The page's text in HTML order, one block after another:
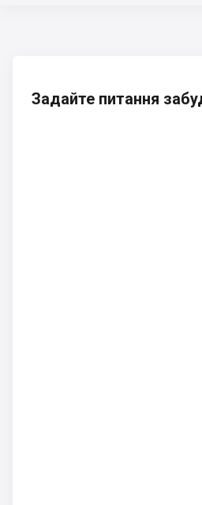
Задайте питання